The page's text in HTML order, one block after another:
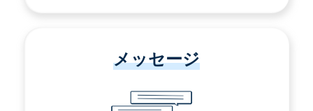
メッセージ